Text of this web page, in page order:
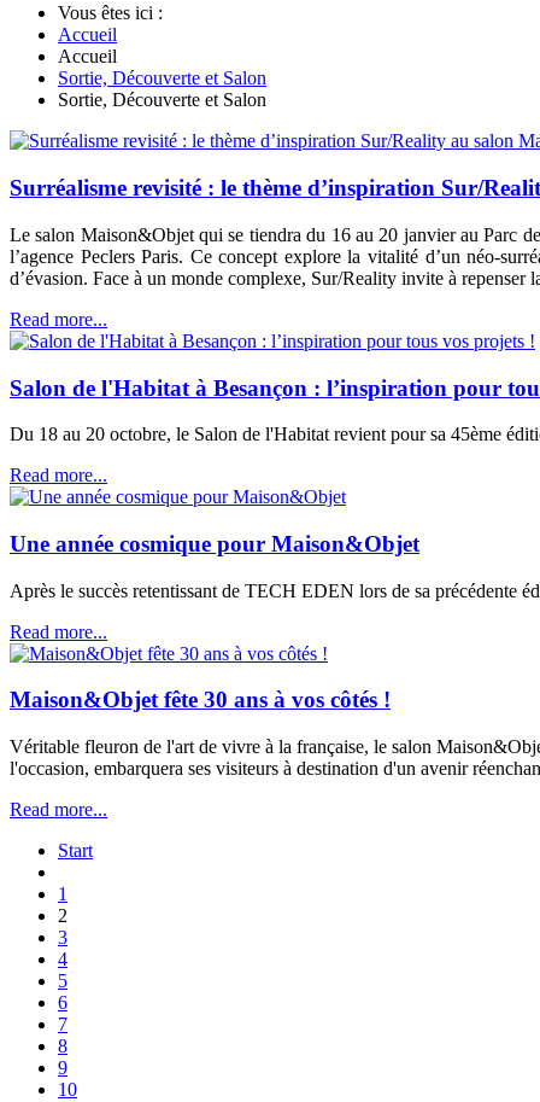
Vous êtes ici :
Accueil
Accueil
Sortie, Découverte et Salon
Sortie, Découverte et Salon
Surréalisme revisité : le thème d’inspiration Sur/
Le salon Maison&Objet qui se tiendra du 16 au 20 janvier au Parc
l’agence Peclers Paris. Ce concept explore la vitalité d’un néo-
d’évasion. Face à un monde complexe, Sur/Reality invite à
Read more...
Salon de l'Habitat à Besançon : l’inspiration pour
Du 18 au 20 octobre, le Salon de l'Habitat revient pour sa 45ème
Read more...
Une année cosmique pour Maison&Objet
Après le succès retentissant de TECH EDEN lors de sa précédente
Read more...
Maison&Objet fête 30 ans à vos côtés !
Véritable fleuron de l'art de vivre à la française, le salon
l'occasion, embarquera ses visiteurs à destination d'un avenir
Read more...
Start
1
2
3
4
5
6
7
8
9
10